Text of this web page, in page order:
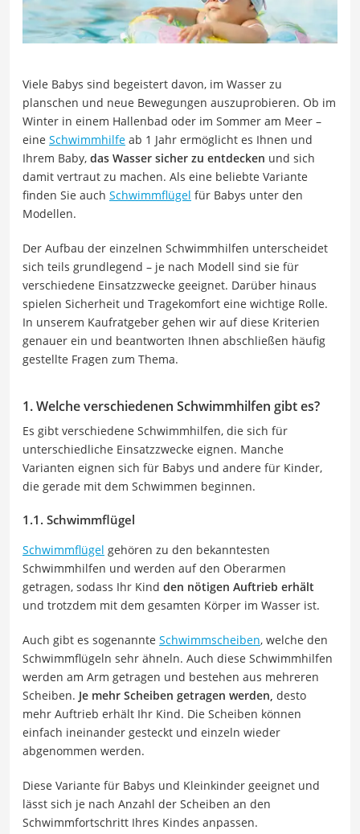
Viele Babys sind begeistert davon, im Wasser zu
planschen und neue Bewegungen auszuprobieren. Ob im
Winter in einem Hallenbad oder im Sommer am Meer –
eine Schwimmhilfe ab 1 Jahr ermöglicht es Ihnen und
Ihrem Baby, das Wasser sicher zu entdecken und sich
damit vertraut zu machen. Als eine beliebte Variante
finden Sie auch Schwimmflügel für Babys unter den
Modellen.
Der Aufbau der einzelnen Schwimmhilfen unterscheidet
sich teils grundlegend – je nach Modell sind sie für
verschiedene Einsatzzwecke geeignet. Darüber hinaus
spielen Sicherheit und Tragekomfort eine wichtige Rolle.
In unserem Kaufratgeber gehen wir auf diese Kriterien
genauer ein und beantworten Ihnen abschließen häufig
gestellte Fragen zum Thema.
1. Welche verschiedenen Schwimmhilfen gibt es?
Es gibt verschiedene Schwimmhilfen, die sich für
unterschiedliche Einsatzzwecke eignen. Manche
Varianten eignen sich für Babys und andere für Kinder,
die gerade mit dem Schwimmen beginnen.
1.1. Schwimmflügel
Schwimmflügel gehören zu den bekanntesten
Schwimmhilfen und werden auf den Oberarmen
getragen, sodass Ihr Kind den nötigen Auftrieb erhält
und trotzdem mit dem gesamten Körper im Wasser ist.
Auch gibt es sogenannte Schwimmscheiben, welche den
Schwimmflügeln sehr ähneln. Auch diese Schwimmhilfen
werden am Arm getragen und bestehen aus mehreren
Scheiben. Je mehr Scheiben getragen werden, desto
mehr Auftrieb erhält Ihr Kind. Die Scheiben können
einfach ineinander gesteckt und einzeln wieder
abgenommen werden.
Diese Variante für Babys und Kleinkinder geeignet und
lässt sich je nach Anzahl der Scheiben an den
Schwimmfortschritt Ihres Kindes anpassen.